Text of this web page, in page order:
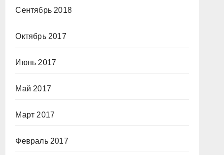
Сентябрь 2018
Октябрь 2017
Июнь 2017
Май 2017
Март 2017
Февраль 2017